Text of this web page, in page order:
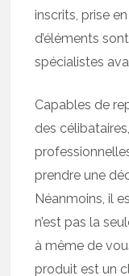
inscrits, prise
d’éléments
spécialistes
Capables de
des
prendre une
Néanmoins, il
n’est pas la
à même de
produit est un